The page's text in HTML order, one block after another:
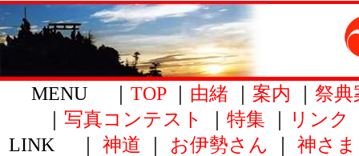
MENU ｜ TOP｜ 由緒 案内
祭典
写真コンテスト 特集 リンク
LINK ｜ 神道 お伊勢さん 神さま